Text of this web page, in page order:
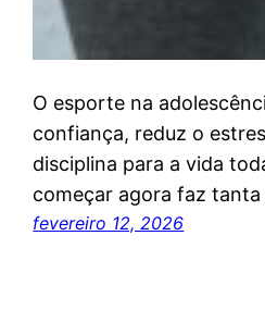
O esporte na
confiança, reduz o
disciplina para a vida
começar agora faz
fevereiro 12, 2026